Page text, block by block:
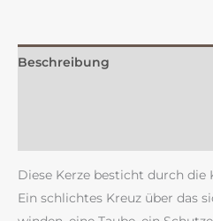
Beschreibung
Diese Kerze besticht durch
Ein schlichtes Kreuz über das